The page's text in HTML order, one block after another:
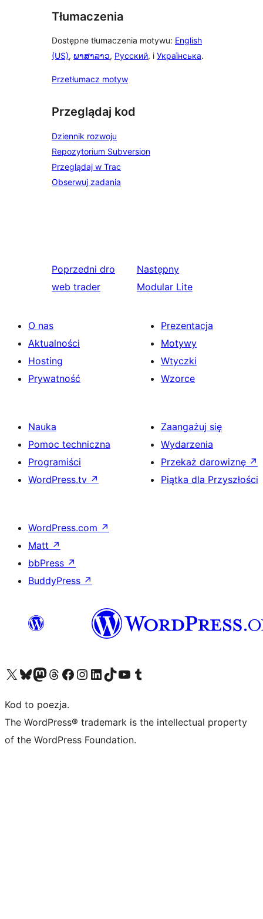
Tłumaczenia
Dostępne tłumaczenia motywu: English
(US), ພາສາລາວ, Русский, i Українська.
Przetłumacz motyw
Przeglądaj kod
Dziennik rozwoju
Repozytorium Subversion
Przeglądaj w Trac
Obserwuj zadania
Poprzedni dro
web trader
Następny
Modular Lite
O nas
Aktualności
Hosting
Prywatność
Prezentacja
Motywy
Wtyczki
Wzorce
Nauka
Pomoc techniczna
Programiści
WordPress.tv ↗
Zaangażuj się
Wydarzenia
Przekaż darowiznę ↗
Piątka dla Przyszłości
WordPress.com ↗
Matt ↗
bbPress ↗
BuddyPress ↗
Odwiedź nasze konto X (dawniej Twitter)
Odwiedź nasze konto Bluesky
Odwiedź nasze konto na Mastodoncie
Odwiedź naszego Threadsa
Odwiedź naszego Facebooka
Odwiedź nasze konto na Instagramie
Odwiedź nasze konto na LinkedIn
Odwiedź naszego TikToka
Odwiedź nasz kanał YouTube
Odwiedź naszego Tumblra
Kod to poezja.
The WordPress® trademark is the intellectual property
of the WordPress Foundation.